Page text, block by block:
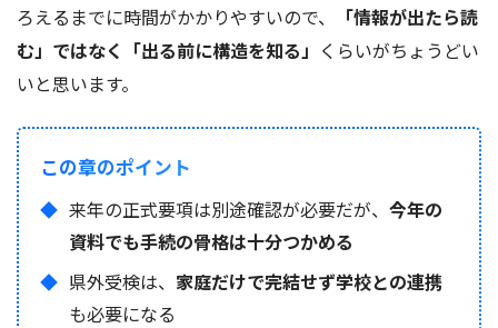
ろえるまでに時間がかかりやすいので、
「情報が出たら読
む」ではなく「出る前に構造を知る」 くらいがちょうどい
いと思います。
この章のポイント
来年の正式要項は別途確認が必要だが、 今年の
資料でも手続の骨格は十分つかめる
県外受検は、 家庭だけで完結せず学校との連携
も必要になる